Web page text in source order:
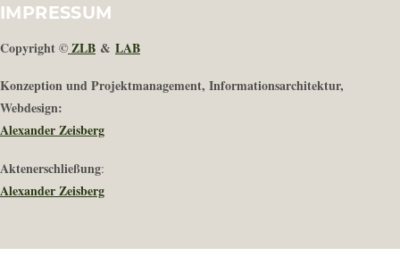
IMPRESSUM
Copyright ©ZLB & LAB
Konzeption und Projektmanagement, Informationsarchitektur,
Webdesign:
Alexander Zeisberg
Aktenerschließung:
Alexander Zeisberg